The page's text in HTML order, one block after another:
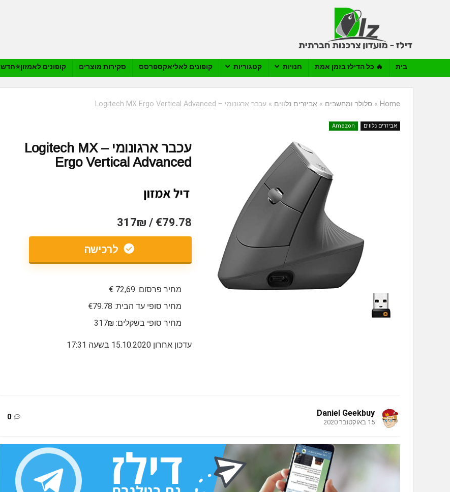
בית 🔥 כל הדילז בזמן אמת חנויות קטגוריות קופונים לאליאקספרסס סקירות מוצרים קופונים לאמזון⭐️חדש
Home
» סלולר ומחשבים » אביזרים נלווים » עכבר ארגונומי – Logitech MX Ergo Vertical Advanced
אביזרים נלווים Amazon
עכבר ארגונומי – Logitech MX
Ergo Vertical Advanced
€79.78 / 317₪
לרכישה
מחיר פרסום: 72,69 €
מחיר סופי עד הבית: €79.78
מחיר סופי בשקלים: 317₪
עדכון אחרון 15.10.2020 בשעה 17:31
Daniel Geekbuy
15 באוקטובר 2020
0